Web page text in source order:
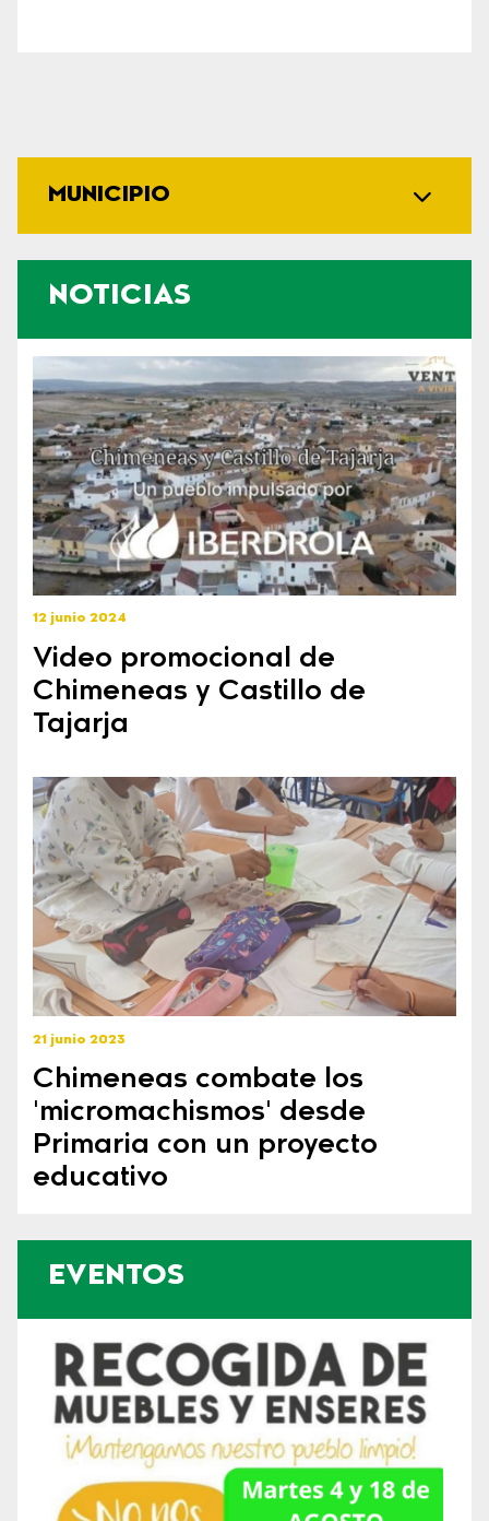
MUNICIPIO
NOTICIAS
12 junio 2024
Video promocional de
Chimeneas y Castillo de
Tajarja
21 junio 2023
Chimeneas combate los
'micromachismos' desde
Primaria con un proyecto
educativo
EVENTOS